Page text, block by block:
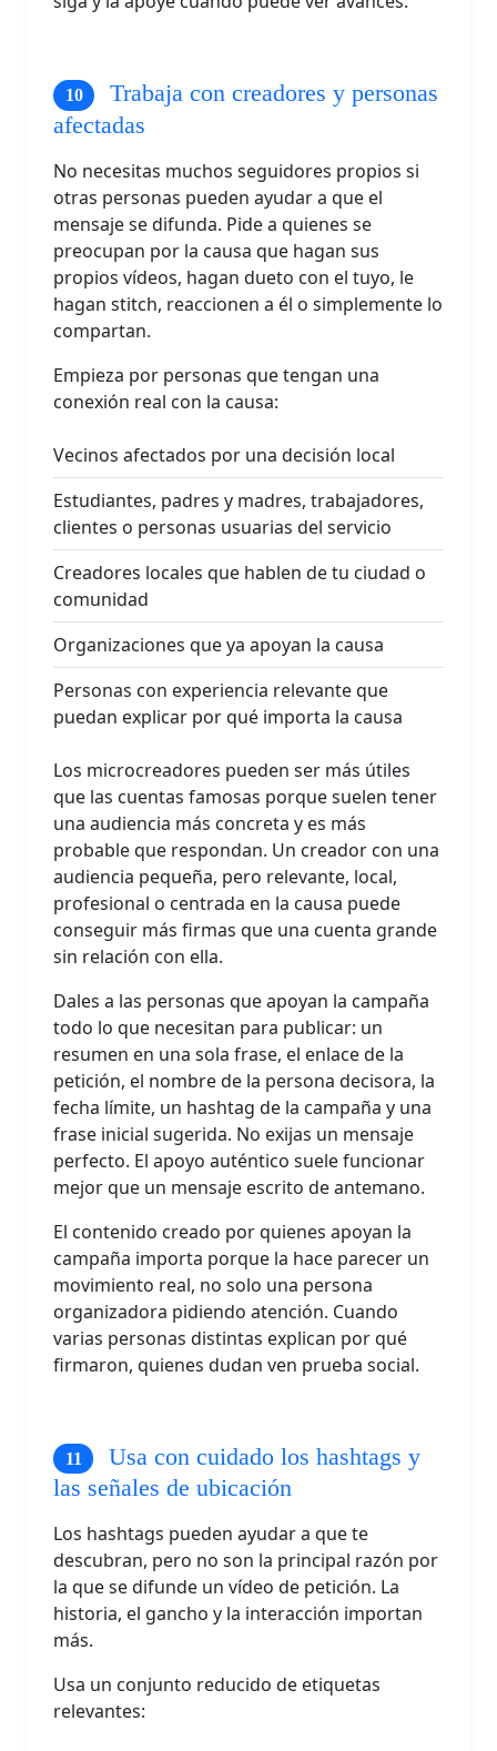
Trabaja con creadores y personas
afectadas
No necesitas muchos seguidores propios si
otras personas pueden ayudar a que el
mensaje se difunda. Pide a quienes se
preocupan por la causa que hagan sus
propios vídeos, hagan dueto con el tuyo, le
hagan stitch, reaccionen a él o simplemente lo
compartan.
Empieza por personas que tengan una
conexión real con la causa:
Vecinos afectados por una decisión local
Estudiantes, padres y madres, trabajadores,
clientes o personas usuarias del servicio
Creadores locales que hablen de tu ciudad o
comunidad
Organizaciones que ya apoyan la causa
Personas con experiencia relevante que
puedan explicar por qué importa la causa
Los microcreadores pueden ser más útiles
que las cuentas famosas porque suelen tener
una audiencia más concreta y es más
probable que respondan. Un creador con una
audiencia pequeña, pero relevante, local,
profesional o centrada en la causa puede
conseguir más firmas que una cuenta grande
sin relación con ella.
Dales a las personas que apoyan la campaña
todo lo que necesitan para publicar: un
resumen en una sola frase, el enlace de la
petición, el nombre de la persona decisora, la
fecha límite, un hashtag de la campaña y una
frase inicial sugerida. No exijas un mensaje
perfecto. El apoyo auténtico suele funcionar
mejor que un mensaje escrito de antemano.
El contenido creado por quienes apoyan la
campaña importa porque la hace parecer un
movimiento real, no solo una persona
organizadora pidiendo atención. Cuando
varias personas distintas explican por qué
firmaron, quienes dudan ven prueba social.
Usa con cuidado los hashtags y
las señales de ubicación
Los hashtags pueden ayudar a que te
descubran, pero no son la principal razón por
la que se difunde un vídeo de petición. La
historia, el gancho y la interacción importan
más.
Usa un conjunto reducido de etiquetas
relevantes: